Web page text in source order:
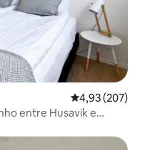
4,93 de uma
4,93 (207)
entre Husavik e